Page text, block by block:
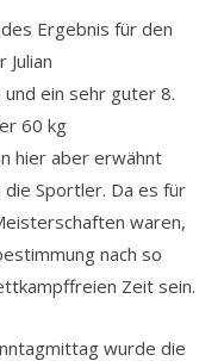
Ergebnis für den
ein sehr guter 8.
60 kg
hier aber erwähnt
die Sportler. Da es für
waren,
nach so
Zeit sein.
wurde die